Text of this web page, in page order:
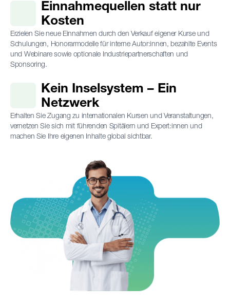
Einnahmequellen statt nur
Kosten
Erzielen Sie neue Einnahmen durch den Verkauf eigener Kurse und
Schulungen, Honorarmodelle für interne Autor:innen, bezahlte Events
und Webinare sowie optionale Industriepartnerschaften und
Sponsoring.
Kein Inselsystem – Ein
Netzwerk
Erhalten Sie Zugang zu internationalen Kursen und Veranstaltungen,
vernetzen Sie sich mit führenden Spitälern und Expert:innen und
machen Sie Ihre eigenen Inhalte global sichtbar.